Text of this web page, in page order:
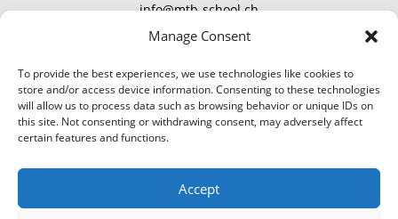
Manage Consent
To provide the best experiences, we use technologies like cookies to
store and/or access device information. Consenting to these technologies
will allow us to process data such as browsing behavior or unique IDs on
this site. Not consenting or withdrawing consent, may adversely affect
certain features and functions.
Accept
info@mtb-school.ch
TEL: +41 77 410 21 01